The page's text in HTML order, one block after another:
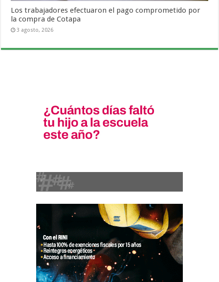
Los trabajadores efectuaron el pago comprometido por
la compra de Cotapa
3 agosto, 2026